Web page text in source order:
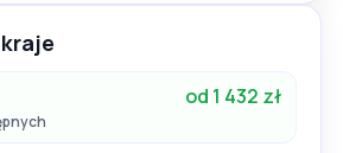
od 1 432 zł